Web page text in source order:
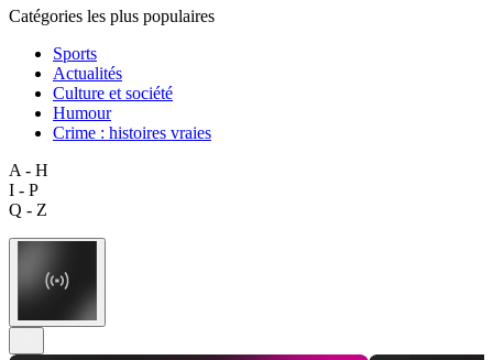
Catégories les plus populaires
Sports
Actualités
Culture et société
Humour
Crime : histoires vraies
A - H
I - P
Q - Z